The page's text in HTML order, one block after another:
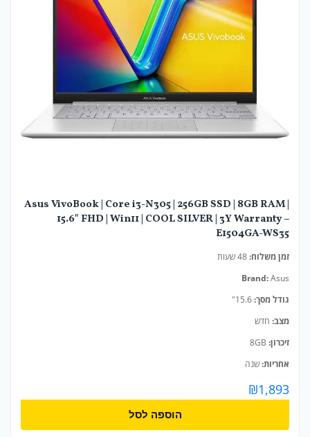
Asus VivoBook | Core i3-N305 | 256GB SSD | 8GB RAM |
15.6" FHD | Win11 | COOL SILVER | 3Y Warranty –
E1504GA-WS35
זמן משלוח:
Brand:Asus
גודל מסך:
מצב: חדש
זיכרון:
אחריות:שנה
₪1,893
הוספה לסל